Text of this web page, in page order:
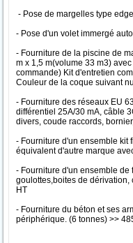
- Pose de margelles type
- Pose d'un volet immergé
- Fourniture de la piscine de
m x 1,5 m(volume 33 m3)
commande) Kit d'entretien
Couleur de la coque suivant
- Fourniture des réseaux EU
différentiel 25A/30 mA, câble
divers, coude raccords,
- Fourniture d'un ensemble kit
équivalent d'autre marque
- Fourniture d'un ensemble de
goulottes,boites de dérivation,
HT
- Fourniture du béton et ses
périphérique. (6 tonnes) >>